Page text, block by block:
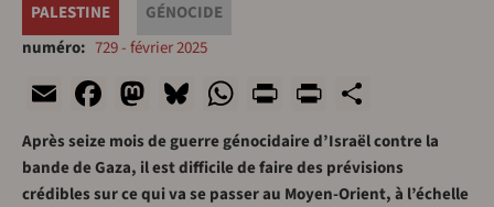
PALESTINE
GÉNOCIDE
numéro
729 - février 2025
EmailFacebook
Mastodon
Bluesky
WhatsApp
Print
Après seize mois de guerre génocidaire d’Israël contre la
bande de Gaza, il est difficile de faire des prévisions
crédibles sur ce qui va se passer au Moyen-Orient, à l’échelle